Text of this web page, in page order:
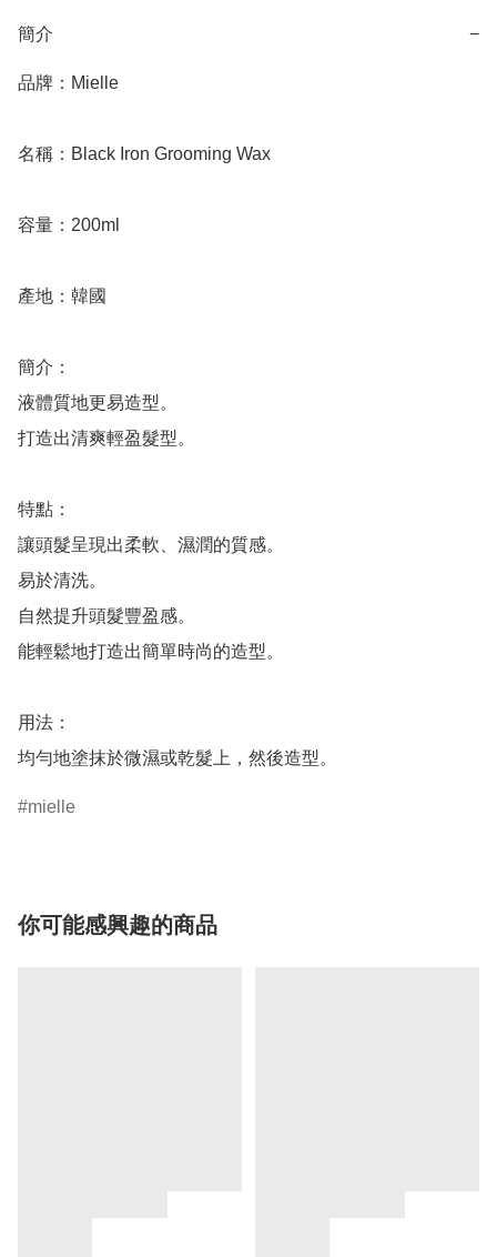
簡介 −
品牌：Mielle
名稱：Black Iron Grooming Wax
容量：200ml
產地：韓國
簡介：
液體質地更易造型。
打造出清爽輕盈髮型。
特點：
讓頭髮呈現出柔軟、濕潤的質感。
易於清洗。
自然提升頭髮豐盈感。
能輕鬆地打造出簡單時尚的造型。
用法：
均勻地塗抹於微濕或乾髮上，然後造型。
mielle
你可能感興趣的商品